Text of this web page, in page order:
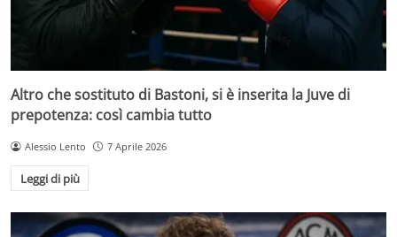
Altro che sostituto di Bastoni, si è inserita la Juve di
prepotenza: così cambia tutto
Alessio Lento 7 Aprile 2026
Leggi di più